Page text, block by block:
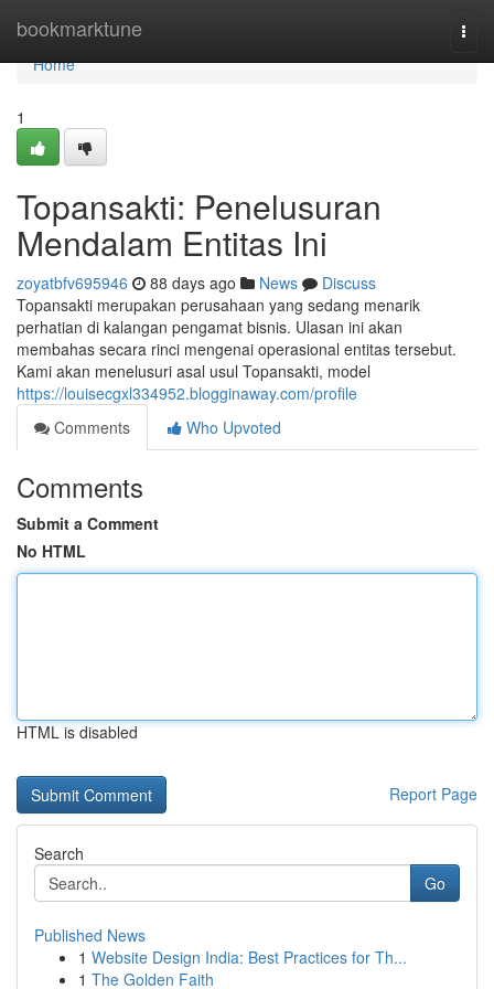
bookmarktune
Home
Home
1
Topansakti: Penelusuran
Mendalam Entitas Ini
zoyatbfv695946 88 days ago News
Discuss
Topansakti merupakan perusahaan yang sedang menarik
perhatian di kalangan pengamat bisnis. Ulasan ini akan
membahas secara rinci mengenai operasional entitas tersebut.
Kami akan menelusuri asal usul Topansakti, model
https://louisecgxl334952.blogginaway.com/profile
Comments
Who Upvoted
Comments
Submit a Comment
No HTML
HTML is disabled
Report Page
Search
Go
Published News
1 Website Design India: Best Practices for Th...
1 The Golden Faith